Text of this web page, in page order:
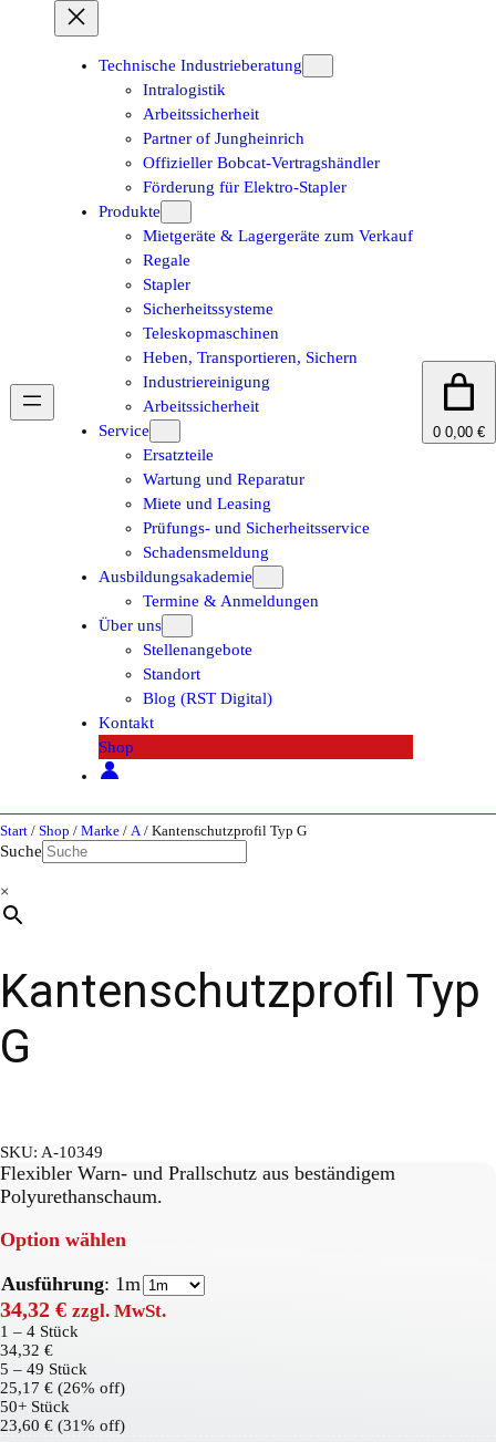
Technische Industrieberatung
Intralogistik
Arbeitssicherheit
Partner of Jungheinrich
Offizieller Bobcat-Vertragshändler
Förderung für Elektro-Stapler
Produkte
Mietgeräte & Lagergeräte zum Verkauf
Regale
Stapler
Sicherheitssysteme
Teleskopmaschinen
Heben, Transportieren, Sichern
Industriereinigung
Arbeitssicherheit
Service
Ersatzteile
Wartung und Reparatur
Miete und Leasing
Prüfungs- und Sicherheitsservice
Schadensmeldung
Ausbildungsakademie
Termine & Anmeldungen
Über uns
Stellenangebote
Standort
Blog (RST Digital)
Kontakt
Shop
0 0,00 €
Start / Shop / Marke / A/ Kantenschutzprofil Typ G
Suche
×
Kantenschutzprofil Typ
G
SKU: A-10349
Flexibler Warn- und Prallschutz aus beständigem
Polyurethanschaum.
Option wählen
Ausführung: 1m
34,32 € zzgl. MwSt.
1 – 4 Stück
34,32 €
5 – 49 Stück
25,17 € (26% off)
50+ Stück
23,60 € (31% off)